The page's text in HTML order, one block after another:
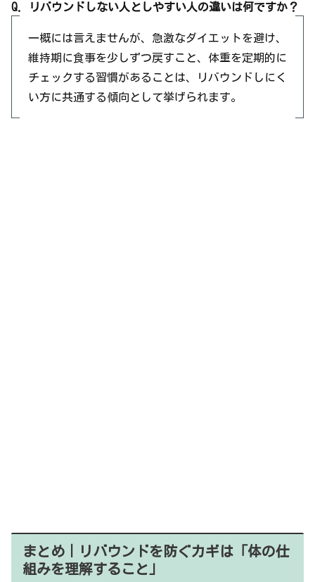
Q. リバウンドしない人としやすい人の違いは何ですか？
一概には言えませんが、急激なダイエットを避け、
維持期に食事を少しずつ戻すこと、体重を定期的に
チェックする習慣があることは、リバウンドしにく
い方に共通する傾向として挙げられます。
まとめ｜リバウンドを防ぐカギは「体の仕
組みを理解すること」